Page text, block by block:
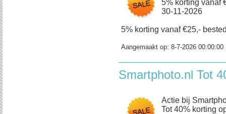
5% korting vanaf
30-11-2026
5% korting vanaf €25,-
Aangemaakt op: 8-7-2026 00:00:00
Smartphoto.nl Tot
Actie bij
Tot 40% korting